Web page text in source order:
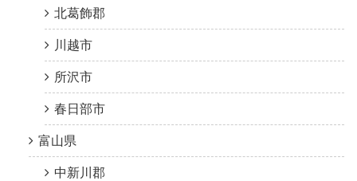
北葛飾郡
川越市
所沢市
春日部市
富山県
中新川郡